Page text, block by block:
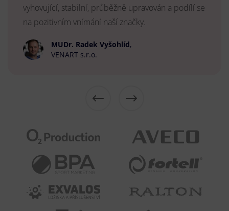
vyhovující, stabilní, průběžně upravován a podílí se
na pozitivním vnímání naší značky.
MUDr. Radek Vyšohlíd,
VENART s.r.o.